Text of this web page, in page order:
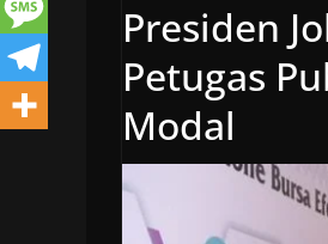
Presiden
Petugas
Modal